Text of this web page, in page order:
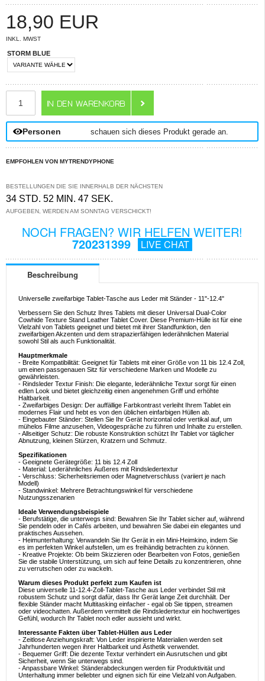
18,90 EUR
INKL. MWST
STORM BLUE
Personen schauen sich dieses Produkt gerade an.
EMPFOHLEN VON MYTRENDYPHONE
BESTELLUNGEN DIE SIE INNERHALB DER NÄCHSTEN
34 STD. 52 MIN. 47 SEK.
AUFGEBEN, WERDEN AM SONNTAG VERSCHICKT!
NOCH FRAGEN? WIR HELFEN WEITER!
720231399 LIVE CHAT
Beschreibung
Universelle zweifarbige Tablet-Tasche aus Leder mit Ständer - 11"-12.4"
Verbessern Sie den Schutz Ihres Tablets mit dieser Universal Dual-Color
Cowhide Texture Stand Leather Tablet Cover. Diese Premium-Hülle ist für eine
Vielzahl von Tablets geeignet und bietet mit ihrer Standfunktion, den
zweifarbigen Akzenten und dem strapazierfähigen lederähnlichen Material
sowohl Stil als auch Funktionalität.
Hauptmerkmale
- Breite Kompatibilität: Geeignet für Tablets mit einer Größe von 11 bis 12.4 Zoll,
um einen passgenauen Sitz für verschiedene Marken und Modelle zu
gewährleisten.
- Rindsleder Textur Finish: Die elegante, lederähnliche Textur sorgt für einen
edlen Look und bietet gleichzeitig einen angenehmen Griff und erhöhte
Haltbarkeit.
- Zweifarbiges Design: Der auffällige Farbkontrast verleiht Ihrem Tablet ein
modernes Flair und hebt es von den üblichen einfarbigen Hüllen ab.
- Eingebauter Ständer: Stellen Sie Ihr Gerät horizontal oder vertikal auf, um
mühelos Filme anzusehen, Videogespräche zu führen und Inhalte zu erstellen.
- Allseitiger Schutz: Die robuste Konstruktion schützt Ihr Tablet vor täglicher
Abnutzung, kleinen Stürzen, Kratzern und Schmutz.
Spezifikationen
- Geeignete Gerätegröße: 11 bis 12.4 Zoll
- Material: Lederähnliches Äußeres mit Rindsledertextur
- Verschluss: Sicherheitsriemen oder Magnetverschluss (variiert je nach
Modell)
- Standwinkel: Mehrere Betrachtungswinkel für verschiedene
Nutzungsszenarien
Ideale Verwendungsbeispiele
- Berufstätige, die unterwegs sind: Bewahren Sie Ihr Tablet sicher auf, während
Sie pendeln oder in Cafés arbeiten, und bewahren Sie dabei ein elegantes und
praktisches Aussehen.
- Heimunterhaltung: Verwandeln Sie Ihr Gerät in ein Mini-Heimkino, indem Sie
es im perfekten Winkel aufstellen, um es freihändig betrachten zu können.
- Kreative Projekte: Ob beim Skizzieren oder Bearbeiten von Fotos, genießen
Sie die stabile Unterstützung, um sich auf feine Details zu konzentrieren, ohne
zu verrutschen oder zu wackeln.
Warum dieses Produkt perfekt zum Kaufen ist
Diese universelle 11-12.4-Zoll-Tablet-Tasche aus Leder verbindet Stil mit
robustem Schutz und sorgt dafür, dass Ihr Gerät lange Zeit durchhält. Der
flexible Ständer macht Multitasking einfacher - egal ob Sie tippen, streamen
oder videochatten. Außerdem vermittelt die Rindsledertextur ein hochwertiges
Gefühl, wodurch Ihr Tablet noch edler aussieht und wirkt.
Interessante Fakten über Tablet-Hüllen aus Leder
- Zeitlose Anziehungskraft: Von Leder inspirierte Materialien werden seit
Jahrhunderten wegen ihrer Haltbarkeit und Ästhetik verwendet.
- Bequemer Griff: Die dezente Textur verhindert ein Ausrutschen und gibt
Sicherheit, wenn Sie unterwegs sind.
- Anpassbare Winkel: Ständerabdeckungen werden für Produktivität und
Unterhaltung immer beliebter und eignen sich für eine Vielzahl von Aufgaben.